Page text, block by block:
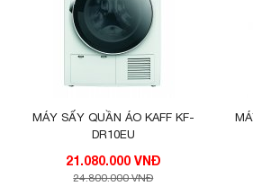
MÁY SẤY QUẦN ÁO KAFF KF-
DR10EU
21.080.000 VNĐ
24.800.000 VNĐ